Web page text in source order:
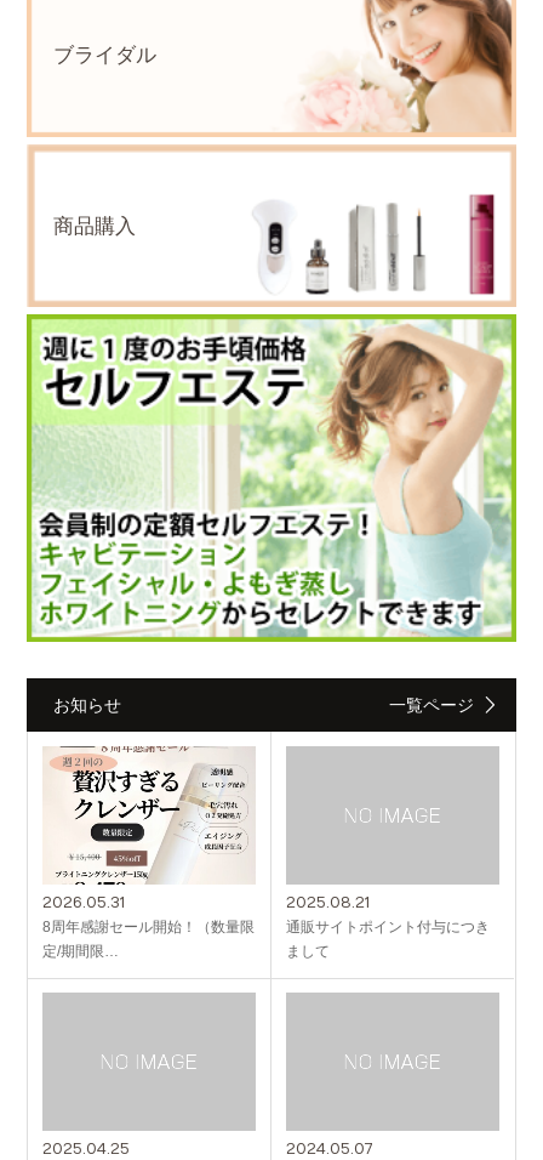
ブライダル
商品購入
お知らせ 一覧ページ
2026.05.31
8周年感謝セール開始！（数量限
定/期間限…
2025.08.21
通販サイトポイント付与につき
まして
2025.04.25
2024.05.07